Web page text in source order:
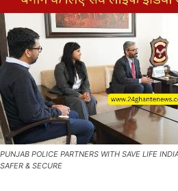
PUNJAB POLICE PARTNERS WITH SAVE LIFE
SAFER & SECURE